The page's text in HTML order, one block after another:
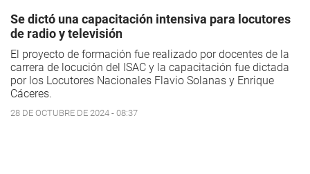
Se dictó una capacitación intensiva para locutores
de radio y televisión
El proyecto de formación fue realizado por docentes de la
carrera de locución del ISAC y la capacitación fue dictada
por los Locutores Nacionales Flavio Solanas y Enrique
Cáceres.
28 DE OCTUBRE DE 2024 - 08:37